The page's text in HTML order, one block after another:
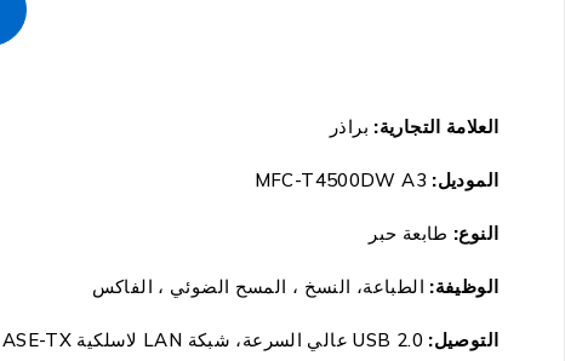
العلامة التجارية: براذر
الموديل:
النوع: طابعة حبر
الوظيفة: الطباعة، النسخ ، المسح الضوئي ، الفاكس
التوصيل: USB 2.0 عالي السرعة، شبكة LAN لاسلكية IEEE802.11b/g/n، Ethernet 10/100BASE-TX